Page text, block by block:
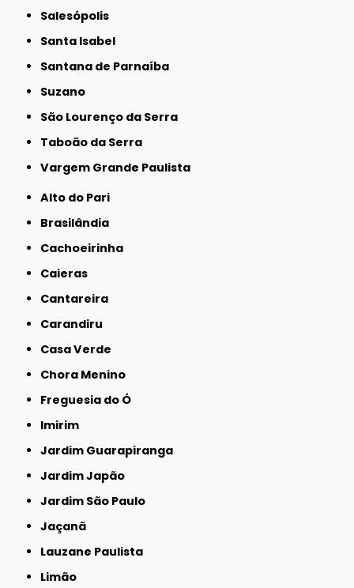
Salesópolis
Santa Isabel
Santana de Parnaíba
Suzano
São Lourenço da Serra
Taboão da Serra
Vargem Grande Paulista
Alto do Pari
Brasilândia
Cachoeirinha
Caieras
Cantareira
Carandiru
Casa Verde
Chora Menino
Freguesia do Ó
Imirim
Jardim Guarapiranga
Jardim Japão
Jardim São Paulo
Jaçanã
Lauzane Paulista
Limão